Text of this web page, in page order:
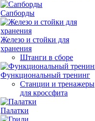
Сапборды
Железо и стойки для
хранения
Штанги в сборе
Функциональный тренинг
Станции и тренажеры
для кроссфита
Палатки